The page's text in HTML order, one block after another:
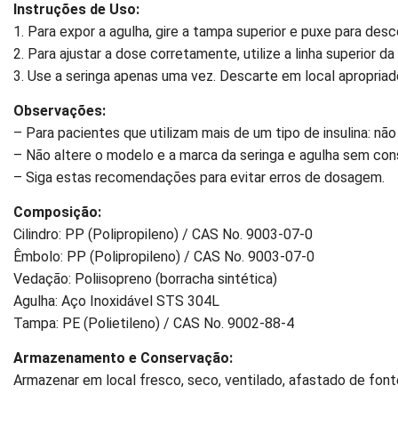
Instruções de Uso:
1. Para expor a agulha, gire a tampa superior e puxe para
2. Para ajustar a dose corretamente, utilize a linha superior
3. Use a seringa apenas uma vez. Descarte em local
Observações:
– Para pacientes que utilizam mais de um tipo de insulina:
– Não altere o modelo e a marca da seringa e agulha sem
– Siga estas recomendações para evitar erros de dosagem.
Composição:
Cilindro: PP (Polipropileno) / CAS No. 9003-07-0
Êmbolo: PP (Polipropileno) / CAS No. 9003-07-0
Vedação: Poliisopreno (borracha sintética)
Agulha: Aço Inoxidável STS 304L
Tampa: PE (Polietileno) / CAS No. 9002-88-4
Armazenamento e Conservação:
Armazenar em local fresco, seco, ventilado, afastado de